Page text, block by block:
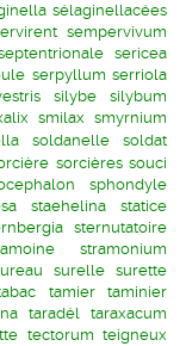
sélaginellacées
sempervivum
sericea
serpyllum serriola
silybe
silybum
smilax
smyrnium
soldanelle
soldat
sorcières souci
sphondyle
staehelina
statice
sternutatoire
stramonium
surelle surette
tamier
taminier
taradél taraxacum
tectorum teigneux